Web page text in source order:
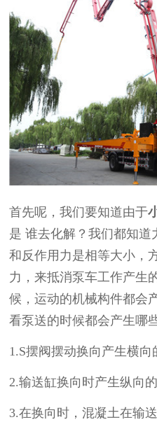
首先呢，我们要知道由于
是 谁去化解？我们都知道
和反作用力是相等大小，
力，来抵消泵车工作产生
候，运动的机械构件都会
看泵送的时候都会产生哪
1.S摆阀摆动换向产生横向
2.输送缸换向时产生纵向的
3.在换向时，混凝土在输